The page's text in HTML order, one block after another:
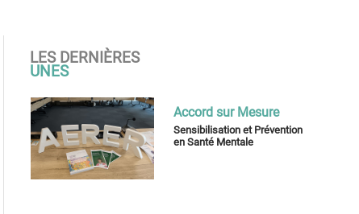
LES DERNIÈRES
UNES
Sensibilisation et Prévention
en Santé Mentale
Accord sur Mesure